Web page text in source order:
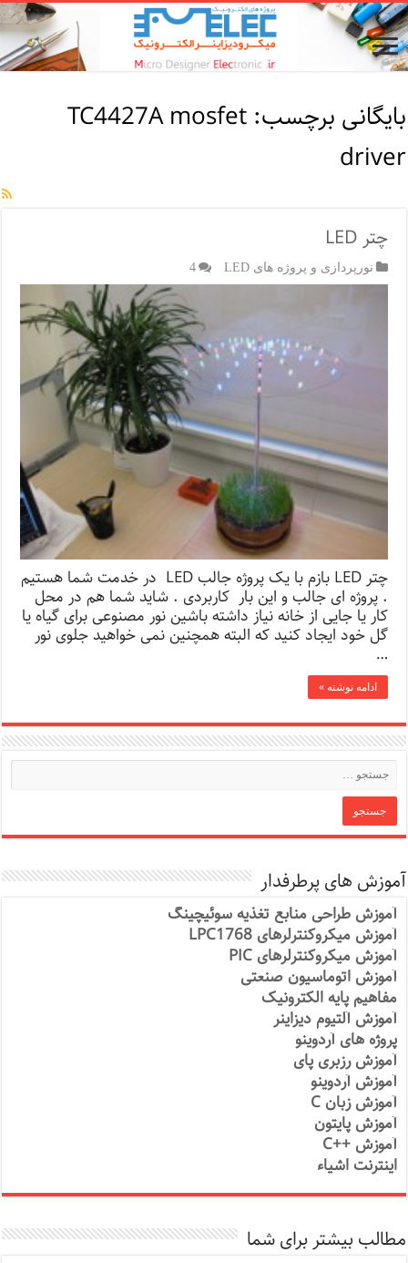
بایگانی برچسب:TC4427A mosfet
driver
چتر LED
نورپردازی و پروژه های LED 4
چتر LED بازم با یک پروژه جالب LED در خدمت شما هستیم
. پروژه ای جالب و این بار کاربردی . شاید شما هم در محل
کار یا جایی از خانه نیاز داشته باشین نور مصنوعی برای گیاه یا
گل خود ایجاد کنید که البته همچنین نمی خواهید جلوی نور
…
ادامه نوشته »
آموزش های پرطرفدار
آموزش طراحی منابع تغذیه سوئیچینگ
آموزش میکروکنترلرهای LPC1768
آموزش میکروکنترلرهای PIC
آموزش اتوماسیون صنعتی
مفاهیم پایه الکترونیک
آموزش آلتیوم دیزاینر
پروژه های آردوینو
آموزش رزبری پای
آموزش آردوینو
آموزش زبان C
آموزش پایتون
آموزش ++C
اینترنت اشیاء
مطالب بیشتر برای شما